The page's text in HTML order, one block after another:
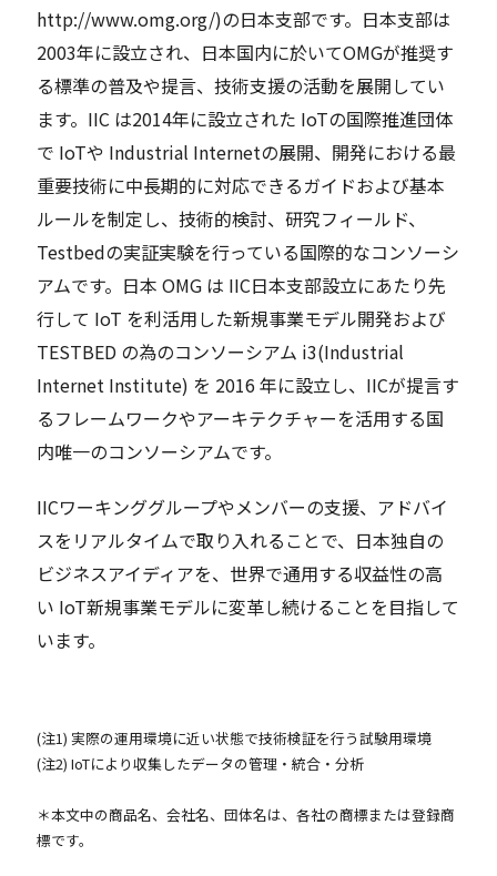
http://www.omg.org/)の日本支部です。日本支部は
2003年に設立され、日本国内に於いてOMGが推奨す
る標準の普及や提言、技術支援の活動を展開してい
ます。IIC は2014年に設立された IoTの国際推進団体
で IoTや Industrial Internetの展開、開発における最
重要技術に中長期的に対応できるガイドおよび基本
ルールを制定し、技術的検討、研究フィールド、
Testbedの実証実験を行っている国際的なコンソーシ
アムです。日本 OMG は IIC日本支部設立にあたり先
行して IoT を利活用した新規事業モデル開発および
TESTBED の為のコンソーシアム i3(Industrial
Internet Institute) を 2016 年に設立し、IICが提言す
るフレームワークやアーキテクチャーを活用する国
内唯一のコンソーシアムです。
IICワーキンググループやメンバーの支援、アドバイ
スをリアルタイムで取り入れることで、日本独自の
ビジネスアイディアを、世界で通用する収益性の高
い IoT新規事業モデルに変革し続けることを目指して
います。
(注1) 実際の運用環境に近い状態で技術検証を行う試験用環境
(注2) IoTにより収集したデータの管理・統合・分析
＊本文中の商品名、会社名、団体名は、各社の商標または登録商
標です。